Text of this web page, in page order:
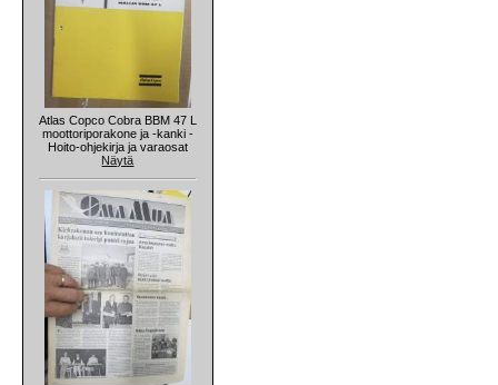
Atlas Copco Cobra BBM 47 L
moottoriporakone ja -kanki -
Hoito-ohjekirja ja varaosat
Näytä